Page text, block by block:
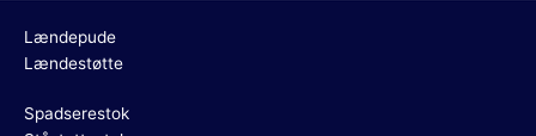
Lændepude
Lændestøtte
Spadserestok